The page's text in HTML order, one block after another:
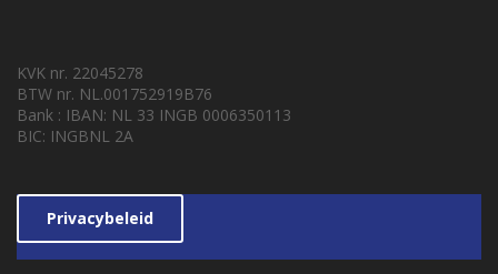
KVK nr. 22045278
BTW nr. NL.001752919B76
Bank : IBAN: NL 33 INGB 0006350113
BIC: INGBNL 2A
Privacybeleid